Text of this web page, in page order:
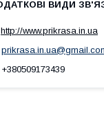
http://www.prikrasa.in.ua
+380509173439